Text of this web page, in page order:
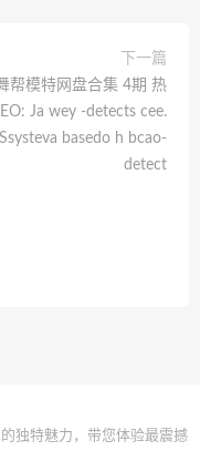
下一篇
帮模特网盘合集 4期 热
Ja wey -detects cee.
Ssysteva basedo h bcao-
detect
独特魅力，带您体验最震撼